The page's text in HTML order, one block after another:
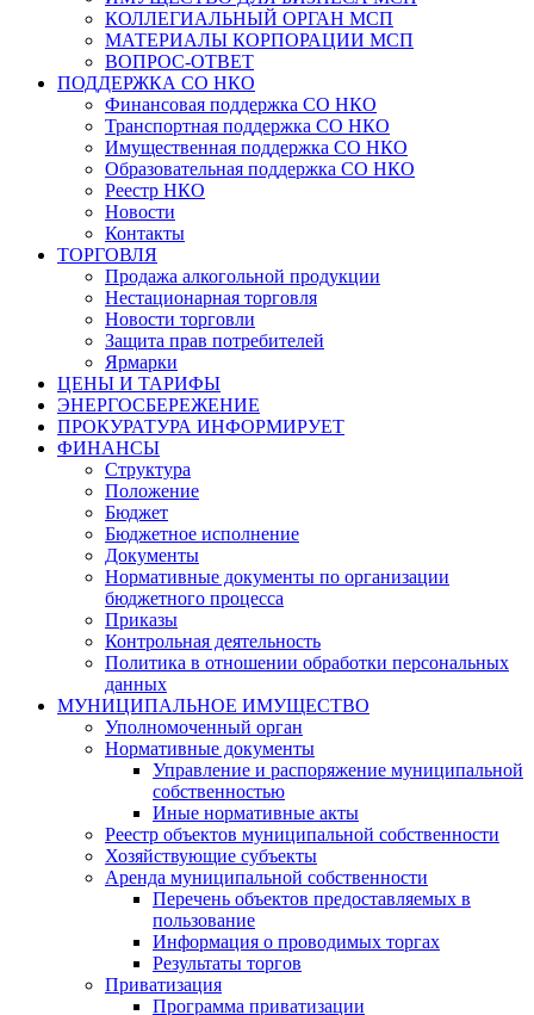
КОЛЛЕГИАЛЬНЫЙ ОРГАН МСП
МАТЕРИАЛЫ КОРПОРАЦИИ МСП
ВОПРОС-ОТВЕТ
ПОДДЕРЖКА СО НКО
Финансовая поддержка СО НКО
Транспортная поддержка СО НКО
Имущественная поддержка СО НКО
Образовательная поддержка СО НКО
Реестр НКО
Новости
Контакты
ТОРГОВЛЯ
Продажа алкогольной продукции
Нестационарная торговля
Новости торговли
Защита прав потребителей
Ярмарки
ЦЕНЫ И ТАРИФЫ
ЭНЕРГОСБЕРЕЖЕНИЕ
ПРОКУРАТУРА ИНФОРМИРУЕТ
ФИНАНСЫ
Структура
Положение
Бюджет
Бюджетное исполнение
Документы
Нормативные документы по организации
бюджетного процесса
Приказы
Контрольная деятельность
Политика в отношении обработки персональных
данных
МУНИЦИПАЛЬНОЕ ИМУЩЕСТВО
Уполномоченный орган
Нормативные документы
Управление и распоряжение муниципальной
собственностью
Иные нормативные акты
Реестр объектов муниципальной собственности
Хозяйствующие субъекты
Аренда муниципальной собственности
Перечень объектов предоставляемых в
пользование
Информация о проводимых торгах
Результаты торгов
Приватизация
Программа приватизации